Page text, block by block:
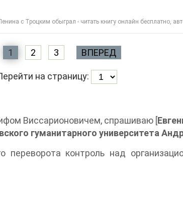
с Троцким обыграл - читать книгу онлайн бесплатно,
1 2 3 ВПЕРЕД
на страницу:
Виссарионовичем, спрашиваю [
гуманитарного университета
переворота контроль над